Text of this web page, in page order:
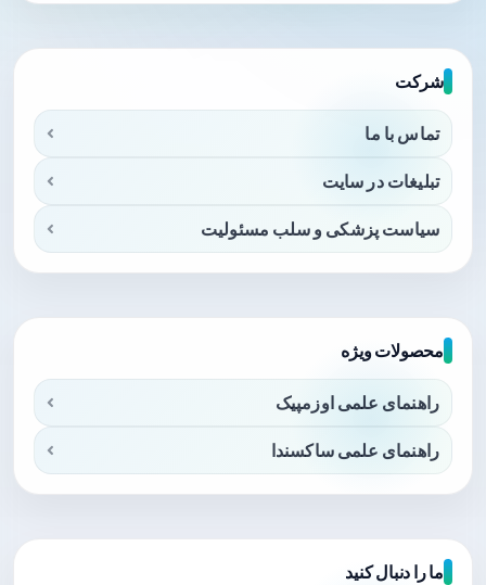
شرکت
تماس با ما
تبلیغات در سایت
سیاست پزشکی و سلب مسئولیت
محصولات ویژه
راهنمای علمی اوزمپیک
راهنمای علمی ساکسندا
ما را دنبال کنید